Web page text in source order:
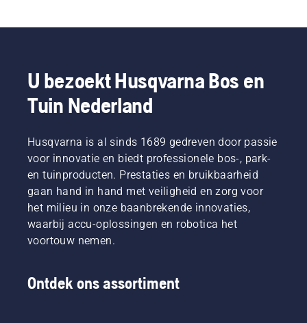
U bezoekt Husqvarna Bos en
Tuin Nederland
Husqvarna is al sinds 1689 gedreven door passie
voor innovatie en biedt professionele bos-, park-
en tuinproducten. Prestaties en bruikbaarheid
gaan hand in hand met veiligheid en zorg voor
het milieu in onze baanbrekende innovaties,
waarbij accu-oplossingen en robotica het
voortouw nemen.
Ontdek ons assortiment